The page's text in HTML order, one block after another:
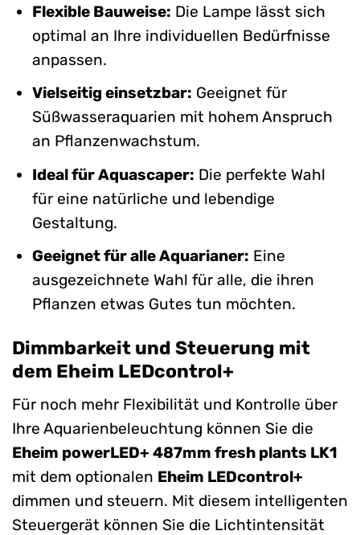
Flexible Bauweise: Die Lampe lässt sich
optimal an Ihre individuellen Bedürfnisse
anpassen.
Vielseitig einsetzbar: Geeignet für
Süßwasseraquarien mit hohem Anspruch
an Pflanzenwachstum.
Ideal für Aquascaper: Die perfekte Wahl
für eine natürliche und lebendige
Gestaltung.
Geeignet für alle Aquarianer: Eine
ausgezeichnete Wahl für alle, die ihren
Pflanzen etwas Gutes tun möchten.
Dimmbarkeit und Steuerung mit
dem Eheim LEDcontrol+
Für noch mehr Flexibilität und Kontrolle über
Ihre Aquarienbeleuchtung können Sie die
Eheim powerLED+ 487mm fresh plants LK1
mit dem optionalen Eheim LEDcontrol+
dimmen und steuern. Mit diesem intelligenten
Steuergerät können Sie die Lichtintensität